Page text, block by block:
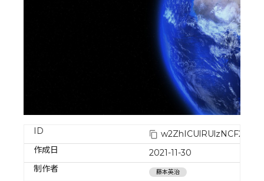
ID
w2ZhICUlRUlzNCF2vyzy
作成日
2021-11-30
制作者
藤本英治